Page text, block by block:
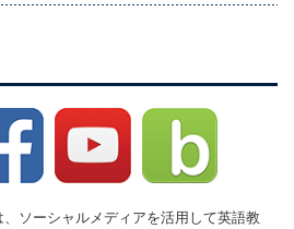
ソーシャルメディアを活用して英語教